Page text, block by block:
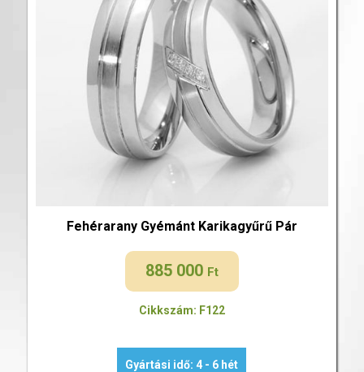
Fehérarany Gyémánt Karikagyűrű Pár
885 000 Ft
Cikkszám: F122
Gyártási idő: 4 - 6 hét